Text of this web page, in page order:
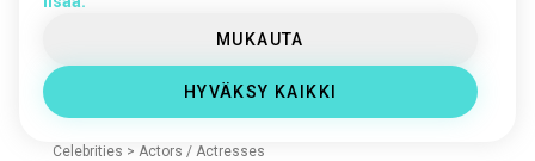
Celebrities > Actors / Actresses
Celebrities
Celebrities > Actors / Actresses
MUKAUTA
HYVÄKSY KAIKKI